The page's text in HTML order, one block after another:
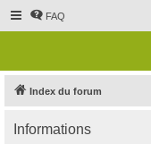
FAQ
Index du forum
Informations